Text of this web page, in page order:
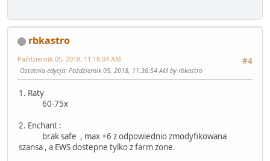
rbkastro
#4
Październik 05, 2018, 11:18:04 AM
Ostatnia edycja: Październik 05, 2018, 11:36:54 AM by rbkastro
1. Raty
60-75x
2. Enchant :
brak safe , max +6 z odpowiednio zmodyfikowana
szansa , a EWS dostepne tylko z farm zone.